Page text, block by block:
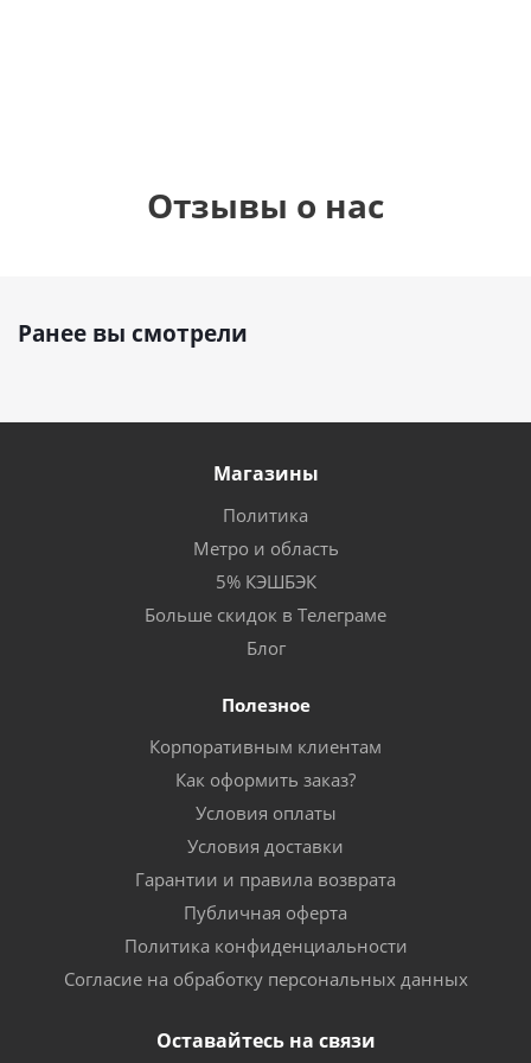
Отзывы о нас
Ранее вы смотрели
Магазины
Политика
Метро и область
5% КЭШБЭК
Больше скидок в Телеграме
Блог
Полезное
Корпоративным клиентам
Как оформить заказ?
Условия оплаты
Условия доставки
Гарантии и правила возврата
Публичная оферта
Политика конфиденциальности
Согласие на обработку персональных данных
Оставайтесь на связи